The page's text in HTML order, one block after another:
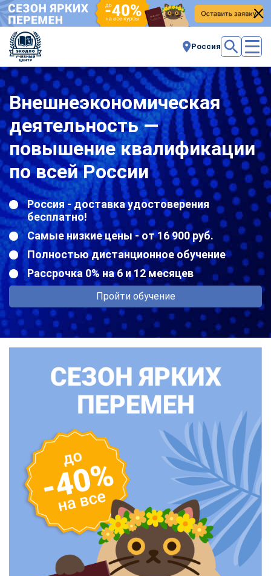
Россия
Внешнеэкономическая
деятельность —
повышение квалификации
по всей России
Россия - доставка удостоверения
бесплатно!
Самые низкие цены - от 16 900 руб.
Полностью дистанционное обучение
Рассрочка 0% на 6 и 12 месяцев
Пройти обучение